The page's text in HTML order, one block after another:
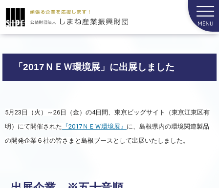
「2017ＮＥＷ環境展」に出展しました
5月23日（火）～26日（金）の4日間、東京ビッグサイト（東京江東区有
明）にて開催された 『2017ＮＥＷ環境展』 に、島根県内の環境関連製品
の開発企業６社の皆さまと島根ブースとして出展いたしました。